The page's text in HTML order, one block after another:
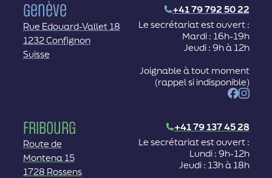
Genève
+41 79 792 50 22
Rue Edouard-Vallet 18
1232 Confignon
Suisse
Le secrétariat est ouvert :
Mardi : 16h-19h
Jeudi : 9h à 12h
Joignable à tout moment
(rappel si indisponible)
Facebook
Fribourg
+41 79 137 45 28
Route de
Montena 15
1728 Rossens
Le secrétariat est ouvert :
Lundi : 9h-12h
Jeudi : 13h à 18h